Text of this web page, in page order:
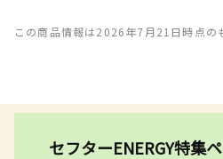
この商品情報は2026年7月21日時点の
セフターENERGY特集